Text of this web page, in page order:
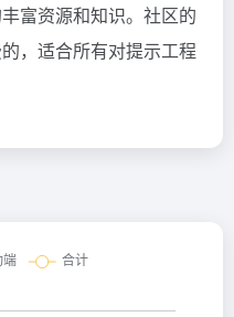
富资源和知识。社区的
，适合所有对提示工程